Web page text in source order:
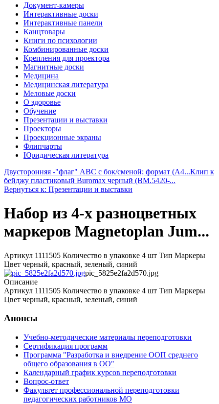
Документ-камеры
Интерактивные доски
Интерактивные панели
Канцтовары
Книги по психологии
Комбинированные доски
Крепления для проектора
Магнитные доски
Медицина
Медицинская литература
Меловые доски
О здоровье
Обучение
Презентации и выставки
Проекторы
Проекционные экраны
Флипчарты
Юридическая литература
Двусторонняя -"флаг" ABC с бок/сменой; формат (A4...Клип к
бейджу пластиковый Buromax черный (BM.5420-...
Вернуться к: Презентации и выставки
Набор из 4-х разноцветных
маркеров Magnetoplan Jum...
Артикул 1111505 Количество в упаковке 4 шт Тип Маркеры
Цвет черный, красный, зеленый, синий
pic_5825e2fa2d570.jpg
Описание
Артикул 1111505 Количество в упаковке 4 шт Тип Маркеры
Цвет черный, красный, зеленый, синий
Анонсы
Учебно-методические материалы переподготовки
Сертификация программ
Программа "Разработка и внедрение ООП среднего
общего образования в ОО"
Календарный график курсов переподготовки
Вопрос-ответ
Факультет профессиональной переподготовки
педагогических работников МО